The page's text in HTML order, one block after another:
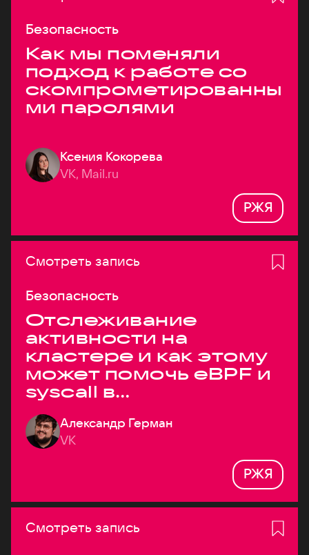
Безопасность
Как мы поменяли
подход к работе со
скомпрометированны
ми паролями
Ксения Кокорева
VK, Mail.ru
РЖЯ
Смотреть запись
Безопасность
Отслеживание
активности на
кластере и как этому
может помочь eBPF и
syscall в
высоконагруженных
системах
Александр Герман
VK
РЖЯ
Смотреть запись